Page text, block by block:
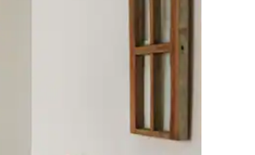
en appuyant et en faisant glisser.